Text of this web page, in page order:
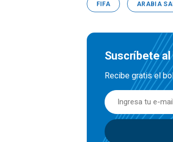
FIFA ARABIA
Suscríbete
Recibe gratis el